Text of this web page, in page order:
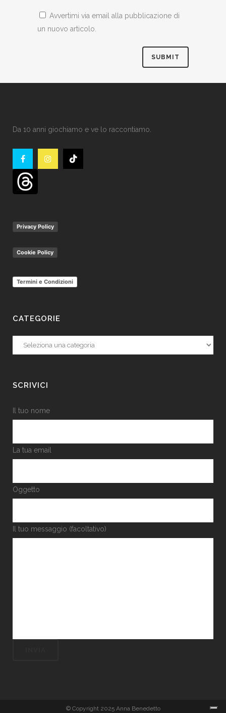
Avvertimi via email alla pubblicazione di
un nuovo articolo.
Da 10 anni giochiamo e ve lo raccontiamo.
Privacy Policy
Cookie Policy
Termini e Condizioni
CATEGORIE
Categorie
SCRIVICI
Il tuo nome
La tua email
Oggetto
Il tuo messaggio (facoltativo)
© Copyright 2025 Anna Benedetto